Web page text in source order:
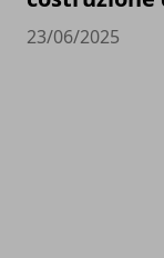
23/06/2025